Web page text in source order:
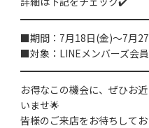
■期間：7月18日(金)～7月
■対象：LINEメンバーズ会
お得なこの機会に、ぜひお
いませ🌟
皆様のご来店をお待ちして